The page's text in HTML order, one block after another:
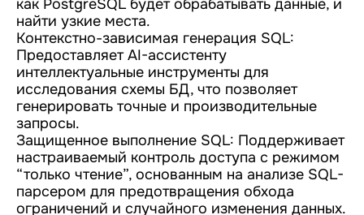
как PostgreSQL будет обрабатывать данные, и
найти узкие места.
Контекстно-зависимая генерация SQL:
Предоставляет AI-ассистенту
интеллектуальные инструменты для
исследования схемы БД, что позволяет
генерировать точные и производительные
запросы.
Защищенное выполнение SQL: Поддерживает
настраиваемый контроль доступа с режимом
“только чтение”, основанным на анализе SQL-
парсером для предотвращения обхода
ограничений и случайного изменения данных.